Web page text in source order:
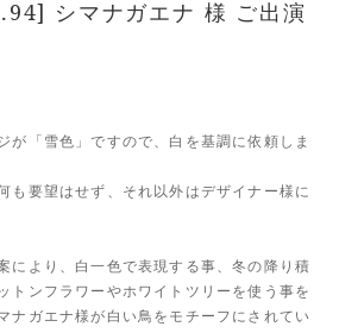
シマナガエナ 様 ご出演
が「雪色」ですので、白を基調に依頼しま
も要望はせず、それ以外はデザイナー様に
により、白一色で表現する事、冬の降り積
トンフラワーやホワイトツリーを使う事を
ナガエナ様が白い鳥をモチーフにされてい